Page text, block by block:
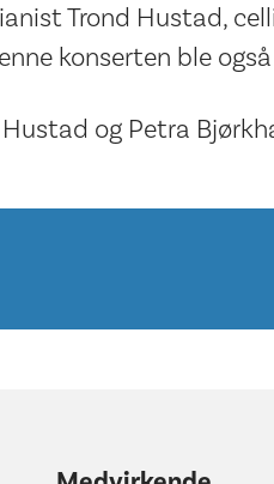
Trond Hustad,
konserten ble
og Petra